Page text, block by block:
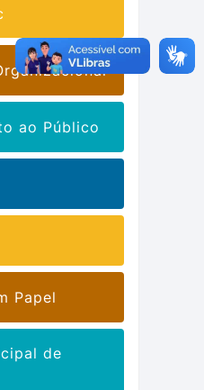
ao Público
Papel
de